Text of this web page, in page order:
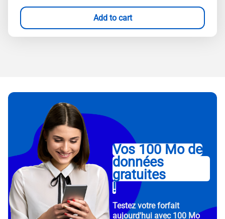
Add to cart
Vos 100 Mo de
données
gratuites
!
Testez votre forfait
aujourd'hui avec 100 Mo